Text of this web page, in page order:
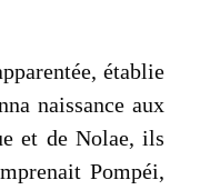
établie
naissance aux
et de Nolae, ils
Pompéi,